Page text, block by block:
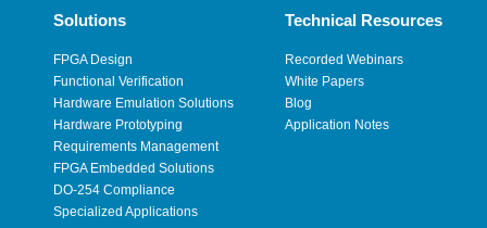
Solutions
FPGA Design
Functional Verification
Hardware Emulation Solutions
Hardware Prototyping
Requirements Management
FPGA Embedded Solutions
DO-254 Compliance
Specialized Applications
Technical Resources
Recorded Webinars
White Papers
Blog
Application Notes